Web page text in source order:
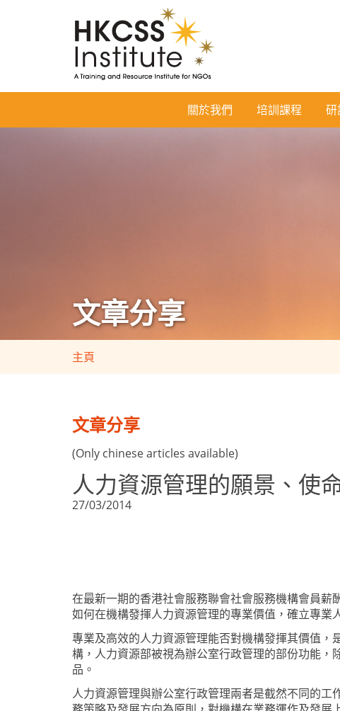
Institute
關於我們 培訓課程 研
文章分享
主頁
文章分享
(Only chinese articles available)
人力資源管理的願景、使
27/03/2014
在最新一期的香港社會服務聯會社會服務機構會員薪
如何在機構發揮人力資源管理的專業價值，確立專業
專業及高效的人力資源管理能否對機構發揮其價值，
構，人力資源部被視為辦公室行政管理的部份功能
品。
人力資源管理與辦公室行政管理兩者是截然不同的工